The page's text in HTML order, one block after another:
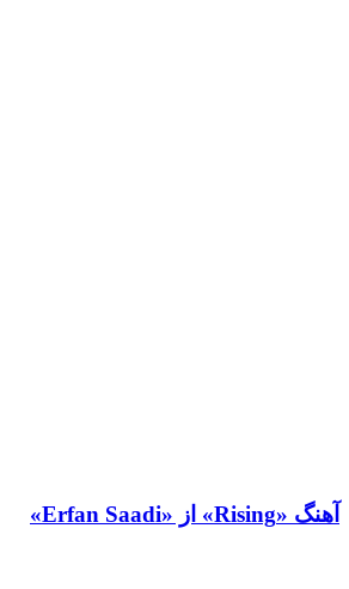
آهنگ «Rising» از «Erfan Saadi»